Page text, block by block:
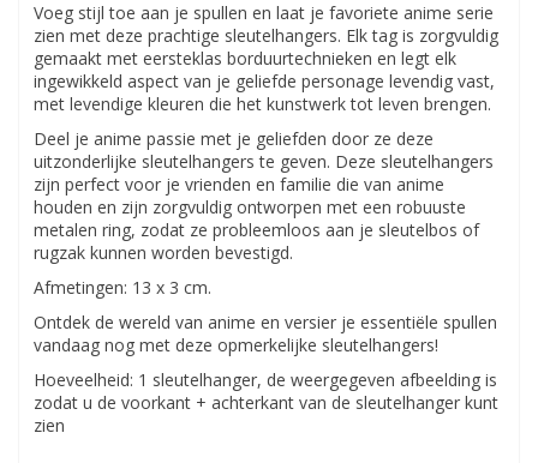
Voeg stijl toe aan je spullen en laat je favoriete anime serie
zien met deze prachtige sleutelhangers. Elk tag is zorgvuldig
gemaakt met eersteklas borduurtechnieken en legt elk
ingewikkeld aspect van je geliefde personage levendig vast,
met levendige kleuren die het kunstwerk tot leven brengen.
Deel je anime passie met je geliefden door ze deze
uitzonderlijke sleutelhangers te geven. Deze sleutelhangers
zijn perfect voor je vrienden en familie die van anime
houden en zijn zorgvuldig ontworpen met een robuuste
metalen ring, zodat ze probleemloos aan je sleutelbos of
rugzak kunnen worden bevestigd.
Afmetingen: 13 x 3 cm.
Ontdek de wereld van anime en versier je essentiële spullen
vandaag nog met deze opmerkelijke sleutelhangers!
Hoeveelheid: 1 sleutelhanger, de weergegeven afbeelding is
zodat u de voorkant + achterkant van de sleutelhanger kunt
zien